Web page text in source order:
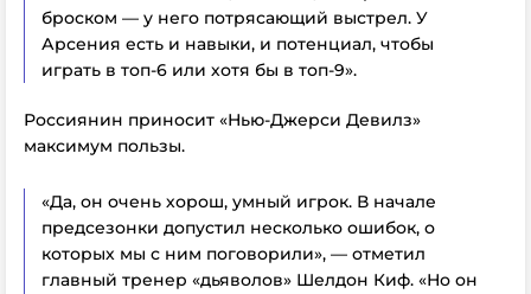
броском — у него потрясающий выстрел. У
Арсения есть и навыки, и потенциал, чтобы
играть в топ-6 или хотя бы в топ-9».
Россиянин приносит «Нью-Джерси Девилз»
максимум пользы.
«Да, он очень хорош, умный игрок. В начале
предсезонки допустил несколько ошибок, о
которых мы с ним поговорили», — отметил
главный тренер «дьяволов» Шелдон Киф. «Но он